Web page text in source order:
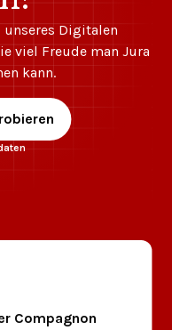
Digitalen
viel Freude man Jura
kann.
Compagnon